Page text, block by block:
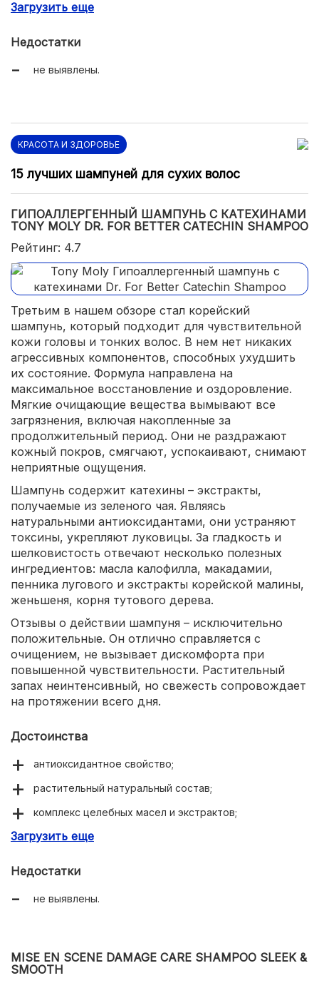
пролонгированное действие;
Загрузить еще
Недостатки
не выявлены.
КРАСОТА И ЗДОРОВЬЕ
15 лучших шампуней для сухих волос
ГИПОАЛЛЕРГЕННЫЙ ШАМПУНЬ С КАТЕХИНАМИ
TONY MOLY DR. FOR BETTER CATECHIN SHAMPOO
Рейтинг: 4.7
Третьим в нашем обзоре стал корейский
шампунь, который подходит для чувствительной
кожи головы и тонких волос. В нем нет никаких
агрессивных компонентов, способных ухудшить
их состояние. Формула направлена на
максимальное восстановление и оздоровление.
Мягкие очищающие вещества вымывают все
загрязнения, включая накопленные за
продолжительный период. Они не раздражают
кожный покров, смягчают, успокаивают, снимают
неприятные ощущения.
Шампунь содержит катехины – экстракты,
получаемые из зеленого чая. Являясь
натуральными антиоксидантами, они устраняют
токсины, укрепляют луковицы. За гладкость и
шелковистость отвечают несколько полезных
ингредиентов: масла калофилла, макадамии,
пенника лугового и экстракты корейской малины,
женьшеня, корня тутового дерева.
Отзывы о действии шампуня – исключительно
положительные. Он отлично справляется с
очищением, не вызывает дискомфорта при
повышенной чувствительности. Растительный
запах неинтенсивный, но свежесть сопровождает
на протяжении всего дня.
Достоинства
антиоксидантное свойство;
растительный натуральный состав;
комплекс целебных масел и экстрактов;
восстановление PH баланса кожи;
Загрузить еще
Недостатки
не выявлены.
MISE EN SCENE DAMAGE CARE SHAMPOO SLEEK &
SMOOTH